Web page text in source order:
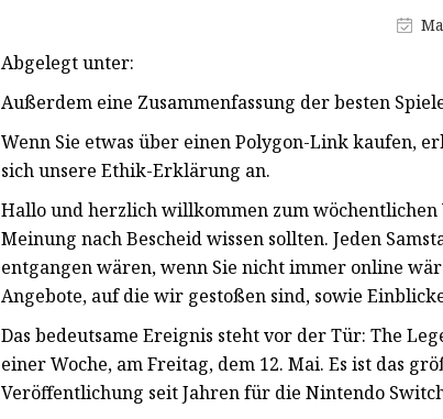
Abgelegt unter:
Außerdem eine Zusammenfassung der besten
Wenn Sie etwas über einen Polygon-Link kaufen,
sich unsere Ethik-Erklärung an.
Hallo und herzlich willkommen zum wöchentlichen
Meinung nach Bescheid wissen sollten. Jeden
entgangen wären, wenn Sie nicht immer online
Angebote, auf die wir gestoßen sind, sowie
Das bedeutsame Ereignis steht vor der Tür: The
einer Woche, am Freitag, dem 12. Mai. Es ist das
Veröffentlichung seit Jahren für die Nintendo